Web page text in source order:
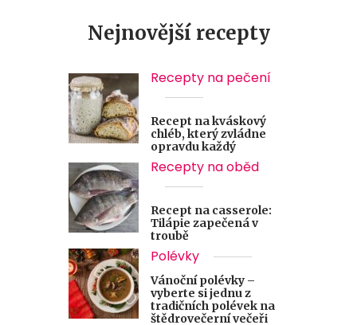
Nejnovější recepty
Recepty na pečení
Recept na kváskový
chléb, který zvládne
opravdu každý
Recepty na oběd
Recept na casserole:
Tilápie zapečená v
troubě
Polévky
Vánoční polévky –
vyberte si jednu z
tradičních polévek na
štědrovečerní večeři